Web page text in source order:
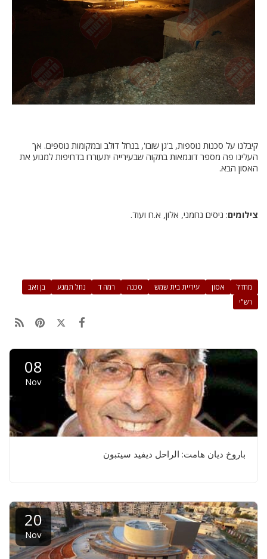
קיבלנו על סכנות נוספות, ב'גן שובו', בנחל דולב ובמקומות נוספים. אך
העלינו פה מספר דוגמאות בתקוה שבעירייה יתעוררו בדחיפות למנוע את
האסון הבא.
צילומים: ניסים נחמני, אלון, א.ח ועוד.
מחדל אסון עיריית בית שמש סכנה רמה ד נחל תמנע
בן זאב
רש"י
08
Nov
باروخ ديان هامت: الراحل ديفيد سيتبون
20
Nov